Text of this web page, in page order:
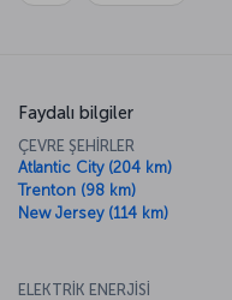
Faydalı bilgiler
ÇEVRE ŞEHİRLER
Atlantic City (204 km)
Trenton (98 km)
New Jersey (114 km)
ELEKTRİK ENERJİSİ